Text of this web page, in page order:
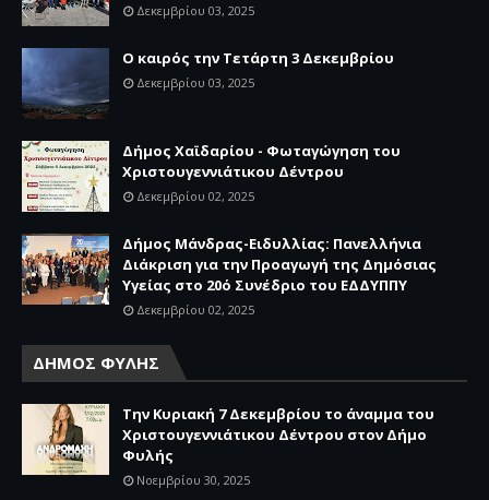
Δεκεμβρίου 03, 2025
Ο καιρός την Τετάρτη 3 Δεκεμβρίου
Δεκεμβρίου 03, 2025
Δήμος Χαϊδαρίου - Φωταγώγηση του
Χριστουγεννιάτικου Δέντρου
Δεκεμβρίου 02, 2025
Δήμος Μάνδρας-Ειδυλλίας: Πανελλήνια
Διάκριση για την Προαγωγή της Δημόσιας
Υγείας στο 20ό Συνέδριο του ΕΔΔΥΠΠΥ
Δεκεμβρίου 02, 2025
ΔΗΜΟΣ ΦΥΛΗΣ
Την Κυριακή 7 Δεκεμβρίου το άναμμα του
Χριστουγεννιάτικου Δέντρου στον Δήμο
Φυλής
Νοεμβρίου 30, 2025